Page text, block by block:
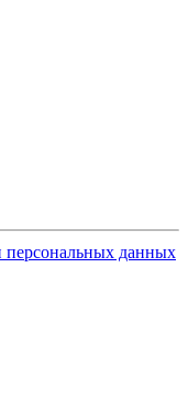
персональных данных